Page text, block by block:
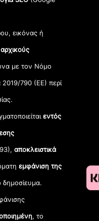
εικόνας ή
με τον Νόμο
2019/790 (ΕΕ) περί
εντός
αποκλειστικά
εμφάνιση της
δημοσίευμα.
, το